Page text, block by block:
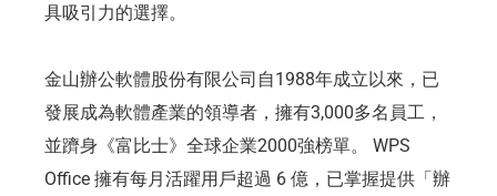
具吸引力的選擇。
金山辦公軟體股份有限公司自1988年成立以來，已
發展成為軟體產業的領導者，擁有3,000多名員工，
並躋身《富比士》全球企業2000強榜單。 WPS
Office 擁有每月活躍用戶超過 6 億，已掌握提供「辦